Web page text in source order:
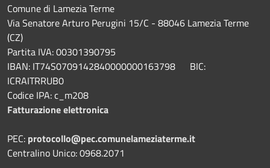
Comune di Lamezia Terme
Via Senatore Arturo Perugini 15/C - 88046 Lamezia Terme
(CZ)
Partita IVA: 00301390795
IBAN: IT74S0709142840000000163798 BIC:
ICRAITRRUB0
Codice IPA: c_m208
Fatturazione elettronica
PEC: protocollo@pec.comunelameziaterme.it
Centralino Unico: 0968.2071